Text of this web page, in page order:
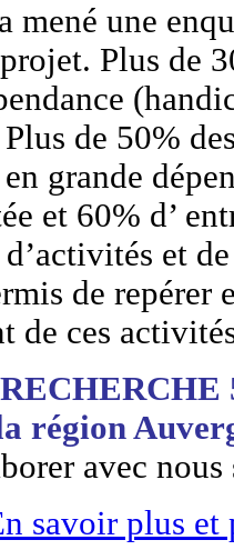
mené une
Plus de
de 50%
grande
et 60% d’
et
de repérer
de ces
région
avec
savoir plus et